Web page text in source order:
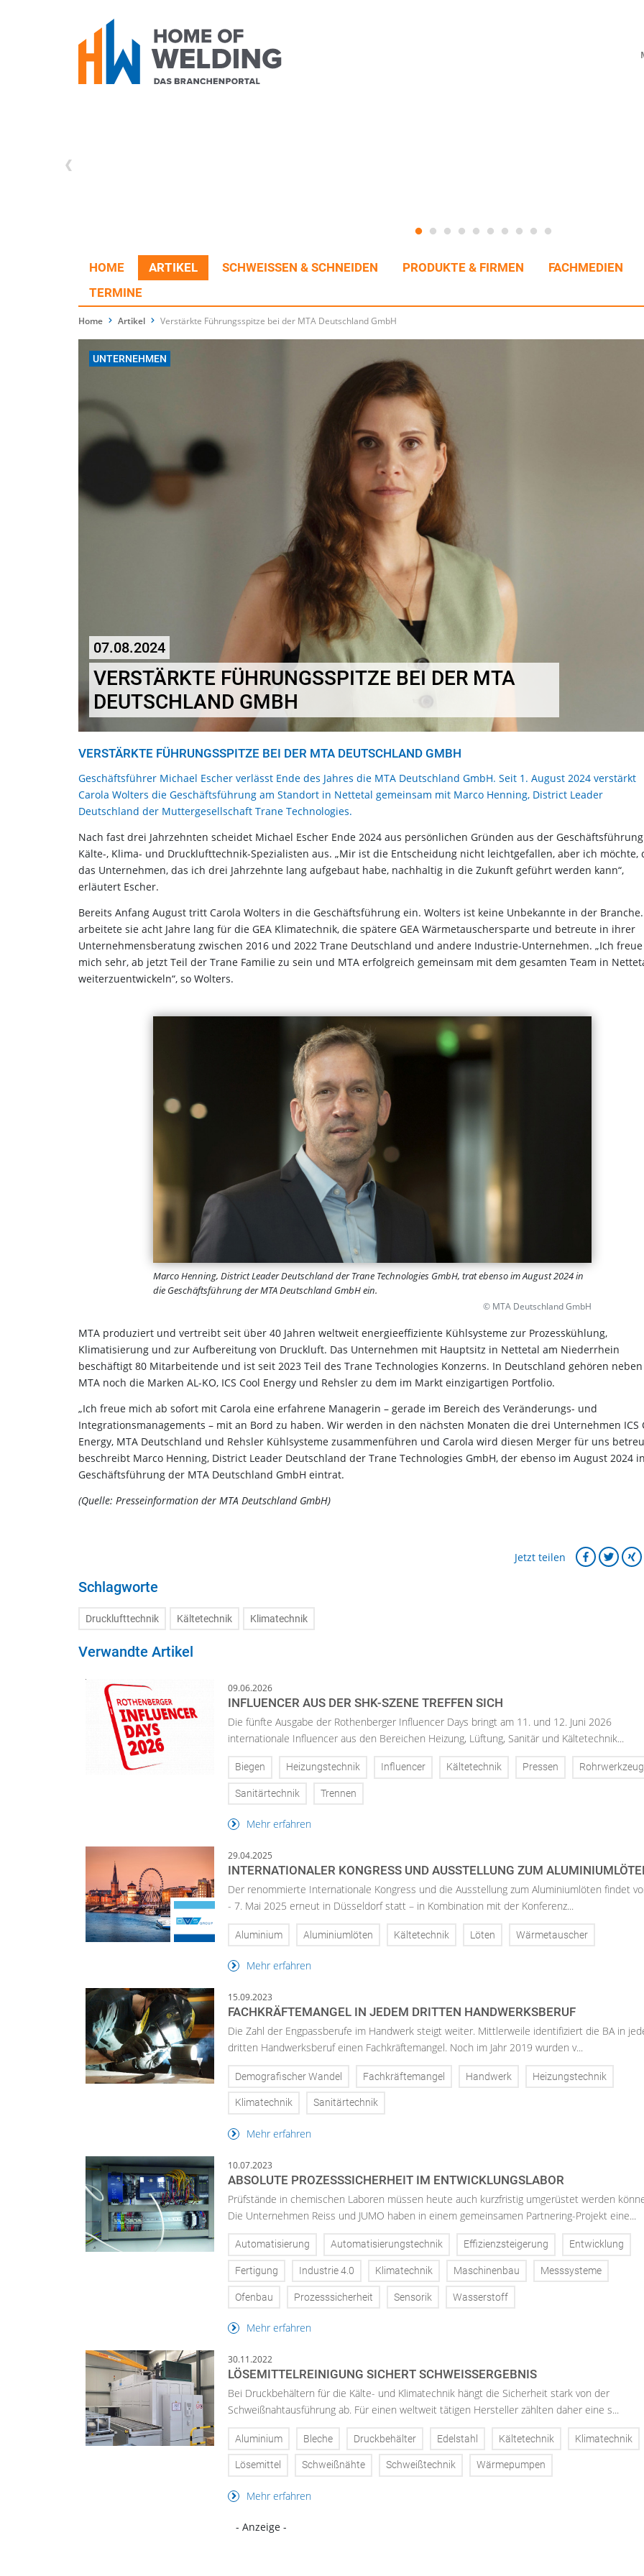
HOME ARTIKEL SCHWEISSEN & SCHNEIDEN PRODUKTE & FIRMEN FACHMEDIEN
TERMINE
Home Artikel Verstärkte Führungsspitze bei der MTA Deutschland GmbH
UNTERNEHMEN
07.08.2024
VERSTÄRKTE FÜHRUNGSSPITZE BEI DER MTA
DEUTSCHLAND GMBH
VERSTÄRKTE FÜHRUNGSSPITZE BEI DER MTA DEUTSCHLAND GMBH
Geschäftsführer Michael Escher verlässt Ende des Jahres die MTA Deutschland GmbH. Seit 1. August 2024 verstärkt
Carola Wolters die Geschäftsführung am Standort in Nettetal gemeinsam mit Marco Henning, District Leader
Deutschland der Muttergesellschaft Trane Technologies.
Nach fast drei Jahrzehnten scheidet Michael Escher Ende 2024 aus persönlichen Gründen aus der
Kälte-, Klima- und Drucklufttechnik-Spezialisten aus. „Mir ist die Entscheidung nicht leichtgefallen, aber ich möchte,
das Unternehmen, das ich drei Jahrzehnte lang aufgebaut habe, nachhaltig in die Zukunft geführt werden kann“,
erläutert Escher.
Bereits Anfang August tritt Carola Wolters in die Geschäftsführung ein. Wolters ist keine Unbekannte in der Branche.
arbeitete sie acht Jahre lang für die GEA Klimatechnik, die spätere GEA Wärmetauschersparte und betreute in ihrer
Unternehmensberatung zwischen 2016 und 2022 Trane Deutschland und andere Industrie-Unternehmen. „Ich freue
mich sehr, ab jetzt Teil der Trane Familie zu sein und MTA erfolgreich gemeinsam mit dem gesamten Team in
weiterzuentwickeln“, so Wolters.
Marco Henning, District Leader Deutschland der Trane Technologies GmbH, trat ebenso im August 2024 in
die Geschäftsführung der MTA Deutschland GmbH ein.
© MTA Deutschland GmbH
MTA produziert und vertreibt seit über 40 Jahren weltweit energieeffiziente Kühlsysteme zur Prozesskühlung,
Klimatisierung und zur Aufbereitung von Druckluft. Das Unternehmen mit Hauptsitz in Nettetal am Niederrhein
beschäftigt 80 Mitarbeitende und ist seit 2023 Teil des Trane Technologies Konzerns. In Deutschland gehören neben
MTA noch die Marken AL-KO, ICS Cool Energy und Rehsler zu dem im Markt einzigartigen Portfolio.
„Ich freue mich ab sofort mit Carola eine erfahrene Managerin – gerade im Bereich des Veränderungs- und
Integrationsmanagements – mit an Bord zu haben. Wir werden in den nächsten Monaten die drei Unternehmen ICS
Energy, MTA Deutschland und Rehsler Kühlsysteme zusammenführen und Carola wird diesen Merger für uns
beschreibt Marco Henning, District Leader Deutschland der Trane Technologies GmbH, der ebenso im August 2024
Geschäftsführung der MTA Deutschland GmbH eintrat.
(Quelle: Presseinformation der MTA Deutschland GmbH)
Jetzt teilen
Schlagworte
Drucklufttechnik Kältetechnik Klimatechnik
Verwandte Artikel
09.06.2026
INFLUENCER AUS DER SHK-SZENE TREFFEN SICH
Die fünfte Ausgabe der Rothenberger Influencer Days bringt am 11. und 12. Juni 2026
internationale Influencer aus den Bereichen Heizung, Lüftung, Sanitär und Kältetechnik...
Biegen Heizungstechnik Influencer Kältetechnik Pressen
Sanitärtechnik Trennen
Mehr erfahren
29.04.2025
INTERNATIONALER KONGRESS UND AUSSTELLUNG ZUM
Der renommierte Internationale Kongress und die Ausstellung zum Aluminiumlöten findet
- 7. Mai 2025 erneut in Düsseldorf statt – in Kombination mit der Konferenz...
Aluminium Aluminiumlöten Kältetechnik Löten Wärmetauscher
Mehr erfahren
15.09.2023
FACHKRÄFTEMANGEL IN JEDEM DRITTEN HANDWERKSBERUF
Die Zahl der Engpassberufe im Handwerk steigt weiter. Mittlerweile identifiziert die BA in
dritten Handwerksberuf einen Fachkräftemangel. Noch im Jahr 2019 wurden v...
Demografischer Wandel Fachkräftemangel Handwerk Heizungstechnik
Klimatechnik Sanitärtechnik
Mehr erfahren
10.07.2023
ABSOLUTE PROZESSSICHERHEIT IM ENTWICKLUNGSLABOR
Prüfstände in chemischen Laboren müssen heute auch kurzfristig umgerüstet werden
Die Unternehmen Reiss und JUMO haben in einem gemeinsamen Partnering-Projekt eine...
Automatisierung Automatisierungstechnik Effizienzsteigerung Entwicklung
Fertigung Industrie 4.0 Klimatechnik Maschinenbau Messsysteme
Ofenbau Prozesssicherheit Sensorik Wasserstoff
Mehr erfahren
30.11.2022
LÖSEMITTELREINIGUNG SICHERT SCHWEISSERGEBNIS
Bei Druckbehältern für die Kälte- und Klimatechnik hängt die Sicherheit stark von der
Schweißnahtausführung ab. Für einen weltweit tätigen Hersteller zählten daher eine s...
Aluminium Bleche Druckbehälter Edelstahl Kältetechnik Klimatechnik
Lösemittel Schweißnähte Schweißtechnik Wärmepumpen
Mehr erfahren
- Anzeige -